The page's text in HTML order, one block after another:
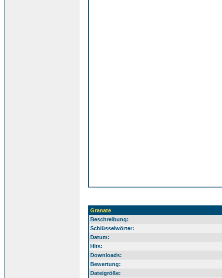
Granate
Beschreibung:
Schlüsselwörter:
Datum:
Hits:
Downloads:
Bewertung:
Dateigröße: